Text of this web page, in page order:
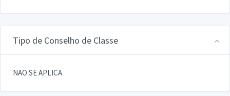
Tipo de Conselho de Classe
NAO SE APLICA